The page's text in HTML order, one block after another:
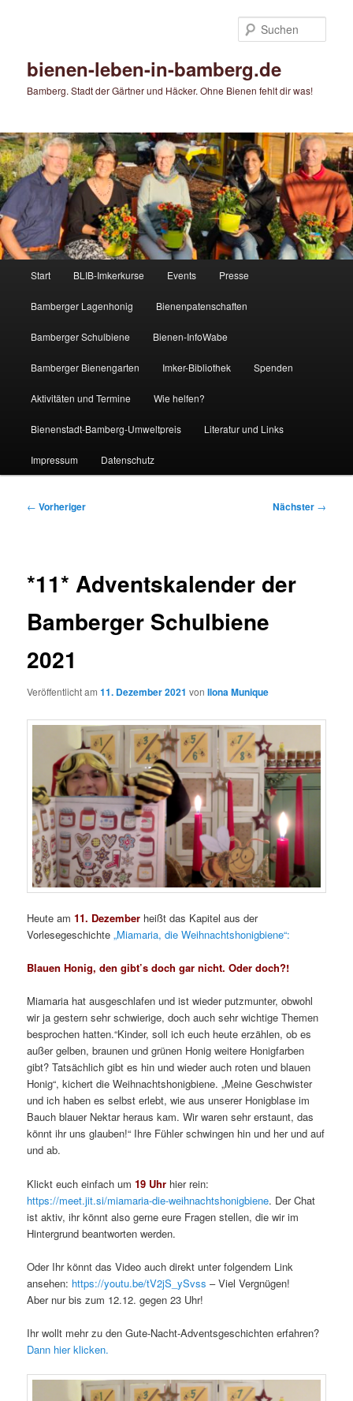
bienen-leben-in-bamberg.de
Bamberg. Stadt der Gärtner und Häcker. Ohne Bienen fehlt dir was!
Start BLIB-Imkerkurse Events Presse
Bamberger Lagenhonig Bienenpatenschaften
Bamberger Schulbiene Bienen-InfoWabe
Bamberger Bienengarten Imker-Bibliothek Spenden
Aktivitäten und Termine Wie helfen?
Bienenstadt-Bamberg-Umweltpreis Literatur und Links
Impressum Datenschutz
Beitragsnavigation
← Vorheriger Nächster →
*11* Adventskalender der
Bamberger Schulbiene
2021
Veröffentlicht am11. Dezember 2021 vonIlona Munique
Heute am11. Dezember heißt das Kapitel aus der
Vorlesegeschichte„Miamaria, die Weihnachtshonigbiene“:
Blauen Honig, den gibt’s doch gar nicht. Oder doch?!
Miamaria hat ausgeschlafen und ist wieder putzmunter, obwohl
wir ja gestern sehr schwierige, doch auch sehr wichtige Themen
besprochen hatten.“Kinder, soll ich euch heute erzählen, ob es
außer gelben, braunen und grünen Honig weitere Honigfarben
gibt? Tatsächlich gibt es hin und wieder auch roten und blauen
Honig“, kichert die Weihnachtshonigbiene. „Meine Geschwister
und ich haben es selbst erlebt, wie aus unserer Honigblase im
Bauch blauer Nektar heraus kam. Wir waren sehr erstaunt, das
könnt ihr uns glauben!“ Ihre Fühler schwingen hin und her und auf
und ab.
Klickt euch einfach um19 Uhr hier rein:
https://meet.jit.si/miamaria-die-weihnachtshonigbiene. Der Chat
ist aktiv, ihr könnt also gerne eure Fragen stellen, die wir im
Hintergrund beantworten werden.
Oder Ihr könnt das Video auch direkt unter folgendem Link
ansehen: https://youtu.be/tV2jS_ySvss – Viel Vergnügen!
Aber nur bis zum 12.12. gegen 23 Uhr!
Ihr wollt mehr zu den Gute-Nacht-Adventsgeschichten erfahren?
Dann hier klicken.